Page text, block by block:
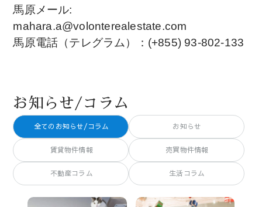
馬原メール:
mahara.a@volonterealestate.com
馬原電話（テレグラム）：(+855) 93-802-133
お知らせ/コラム
全てのお知らせ/コラム お知らせ
賃貸物件情報 売買物件情報
不動産コラム 生活コラム